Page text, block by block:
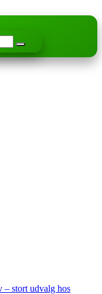
stort udvalg hos